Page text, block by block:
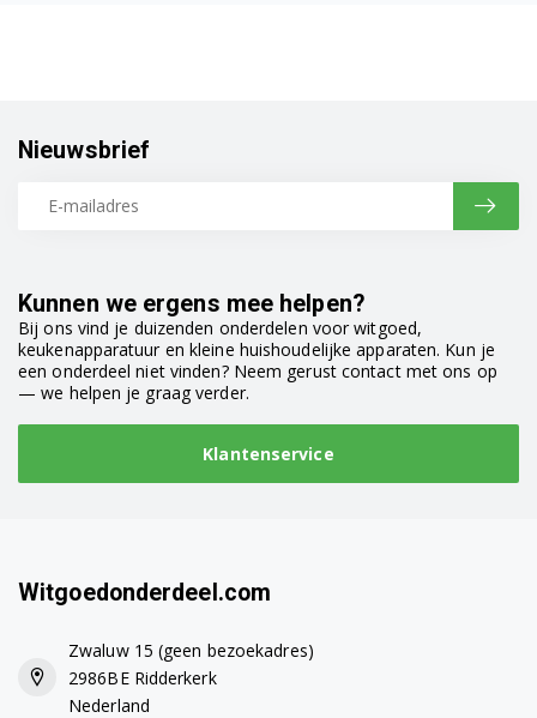
Kunnen we ergens mee helpen?
Bij ons vind je duizenden onderdelen voor witgoed,
keukenapparatuur en kleine huishoudelijke apparaten. Kun je
een onderdeel niet vinden? Neem gerust contact met ons op
— we helpen je graag verder.
Klantenservice
Nieuwsbrief
Witgoedonderdeel.com
Zwaluw 15 (geen bezoekadres)
2986BE Ridderkerk
Nederland